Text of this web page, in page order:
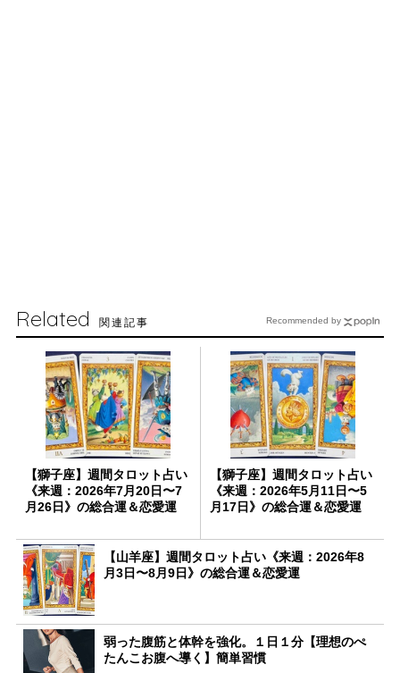
Related 関連記事
【獅子座】週間タロット占い
《来週：2026年7月20日〜7
月26日》の総合運＆恋愛運
【獅子座】週間タロット占い
《来週：2026年5月11日〜5
月17日》の総合運＆恋愛運
【山羊座】週間タロット占い《来週：2026年8
月3日〜8月9日》の総合運＆恋愛運
弱った腹筋と体幹を強化。１日１分【理想のぺ
たんこお腹へ導く】簡単習慣
Recommended by